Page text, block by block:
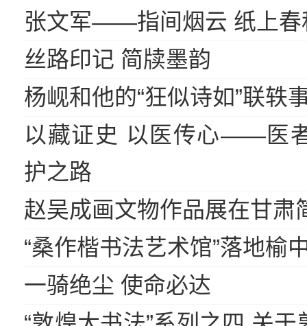
张文军——指间烟云 纸上春
丝路印记 简牍墨韵
杨岘和他的“狂似诗如”联轶
以藏证史 以医传心——医
护之路
赵吴成画文物作品展在甘肃
“桑作楷书法艺术馆”落地榆
一骑绝尘 使命必达